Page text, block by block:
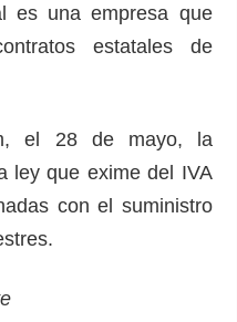
es una empresa que
estatales de
el 28 de mayo, la
ley que exime del IVA
con el suministro